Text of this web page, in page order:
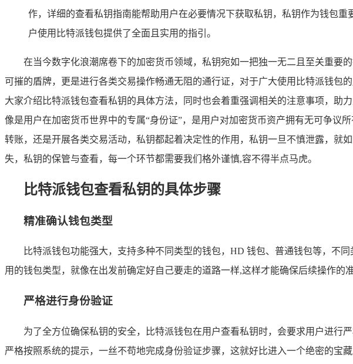
作，详细的查看私钥指南能帮助用户在必要情况下获取私钥，私钥作为钱包
户使用比特派钱包提供了全面且实用的指引。
在当今数字化浪潮席卷下的加密货币领域，私钥宛如一把独一无二且至关重要
可摧的盾牌，更是进行各类交易操作畅通无阻的通行证，对于广大使用比特派钱包
大家介绍比特派钱包查看私钥的具体方法，同时也会着重强调相关的注意事项，
像是用户在加密货币世界中的专属“身份证”，是用户对加密货币资产拥有无可争议
转账，还是开展各类交易活动，私钥都起着决定性的作用，私钥一旦不慎泄露，就
失，私钥的保管与查看，每一个环节都需要我们格外谨慎,容不得半点马虎。
比特派钱包查看私钥的具体步骤
精准确认钱包类型
比特派钱包功能强大，支持多种不同类型的钱包，HD 钱包、普通钱包等，不
用的钱包类型，就像在出发前确定好自己要走的道路一样,这样才能确保后续操作的
严格进行身份验证
为了全方位确保私钥的安全，比特派钱包在用户查看私钥时，会要求用户进行
严格按照系统的提示，一丝不苟地完成身份验证步骤，这就好比进入一个绝密的宝